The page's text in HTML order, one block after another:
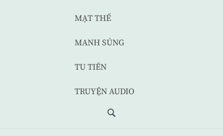
MẠT THẾ
MANH SỦNG
TU TIÊN
TRUYỆN AUDIO